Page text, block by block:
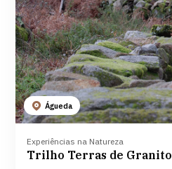
Águeda
Experiências na Natureza
Trilho Terras de Granito